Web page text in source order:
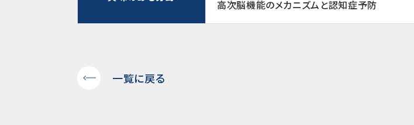
高次脳機能のメカニズムと認知症予防
一覧に戻る